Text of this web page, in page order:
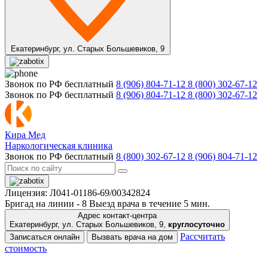
Екатеринбург, ул. Старых Большевиков, 9
Звонок по РФ бесплатный 8 (906) 804-71-12 8 (800) 302-67-12
Звонок по РФ бесплатный 8 (906) 804-71-12 8 (800) 302-67-12
Кира Мед
Наркологическая клиника
Звонок по РФ бесплатный 8 (800) 302-67-12 8 (906) 804-71-12
Лицензия: Л041-01186-69/00342824
Бригад на линии - 8 Выезд врача в течение 5 мин.
Адрес контакт-центра
Екатеринбург, ул. Старых Большевиков, 9, круглосуточно
Записаться онлайн
Вызвать врача на дом
Рассчитать
стоимость